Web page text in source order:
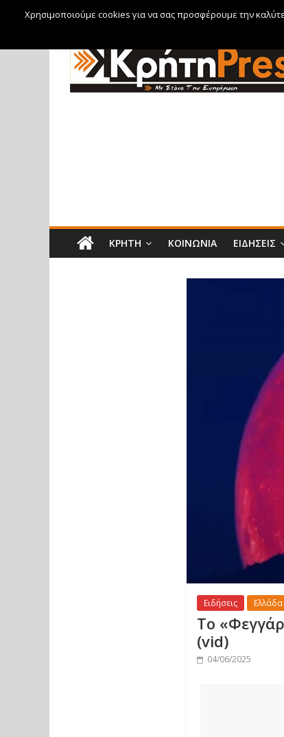
Παρασκευή, 7 Αυγούστου, 2026
ΚΡΉΤΗ ΚΟΙΝΩΝΊΑ ΕΙΔΉΣΕΙΣ
Ειδήσεις Ελλάδα
Το
(vid)
04/06/2025
Χρησιμοποιούμε cookies για να σας προσφέρουμε την